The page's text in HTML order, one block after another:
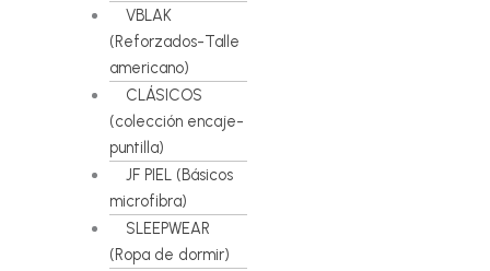
VBLAK
(Reforzados-Talle
americano)
CLÁSICOS
(colección encaje-
puntilla)
JF PIEL (Básicos
microfibra)
SLEEPWEAR
(Ropa de dormir)